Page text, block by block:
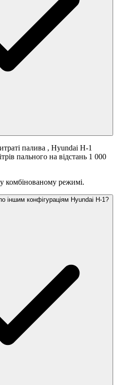
палива , Hyundai H-1
пального на відстань 1 000
у комбінованому режимі.
іншим конфігураціям Hyundai H-1?